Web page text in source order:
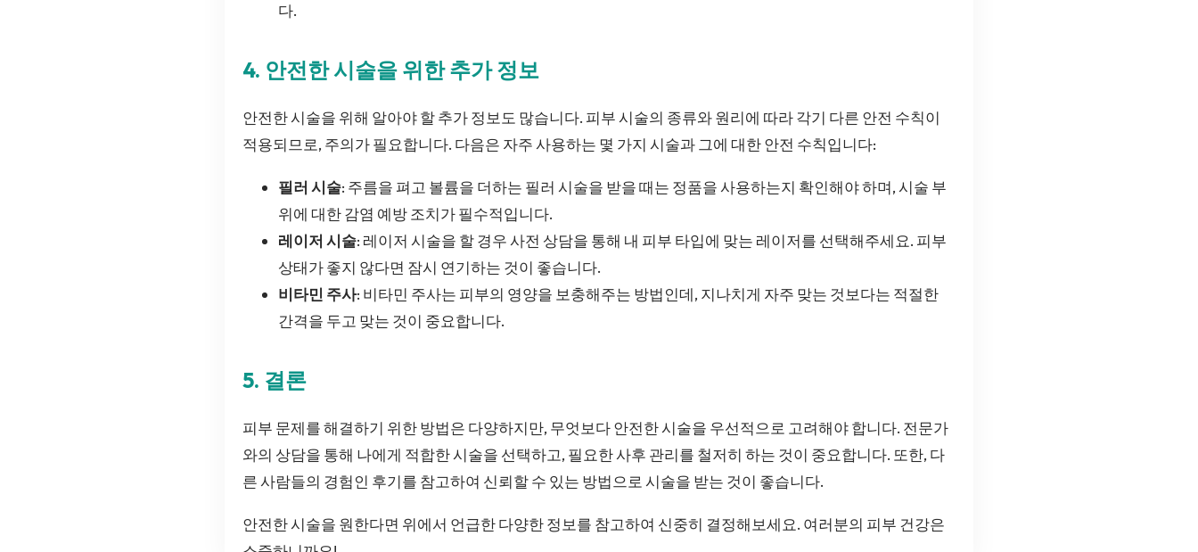
다.
4. 안전한 시술을 위한 추가 정보
안전한 시술을 위해 알아야 할 추가 정보도 많습니다. 피부 시술의 종류와 원리에 따라 각기 다른 안전 수칙이
적용되므로, 주의가 필요합니다. 다음은 자주 사용하는 몇 가지 시술과 그에 대한 안전 수칙입니다:
필러 시술: 주름을 펴고 볼륨을 더하는 필러 시술을 받을 때는 정품을 사용하는지 확인해야 하며, 시술 부
위에 대한 감염 예방 조치가 필수적입니다.
레이저 시술: 레이저 시술을 할 경우 사전 상담을 통해 내 피부 타입에 맞는 레이저를 선택해주세요. 피부
상태가 좋지 않다면 잠시 연기하는 것이 좋습니다.
비타민 주사: 비타민 주사는 피부의 영양을 보충해주는 방법인데, 지나치게 자주 맞는 것보다는 적절한
간격을 두고 맞는 것이 중요합니다.
5. 결론
피부 문제를 해결하기 위한 방법은 다양하지만, 무엇보다 안전한 시술을 우선적으로 고려해야 합니다. 전문가
와의 상담을 통해 나에게 적합한 시술을 선택하고, 필요한 사후 관리를 철저히 하는 것이 중요합니다. 또한, 다
른 사람들의 경험인 후기를 참고하여 신뢰할 수 있는 방법으로 시술을 받는 것이 좋습니다.
안전한 시술을 원한다면 위에서 언급한 다양한 정보를 참고하여 신중히 결정해보세요. 여러분의 피부 건강은